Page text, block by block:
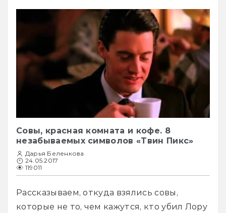
Совы, красная комната и кофе. 8
незабываемых символов «Твин Пикс»
Дарья Беленкова
24.05.2017
119011
Рассказываем, откуда взялись совы,
которые не то, чем кажутся, кто убил Лору